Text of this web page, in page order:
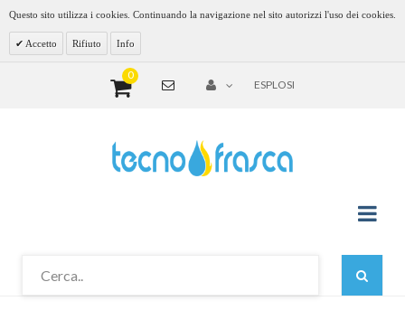
Questo sito utilizza i cookies. Continuando la navigazione nel sito autorizzi l'uso dei cookies.
Accetto Rifiuto Info
0
ESPLOSI